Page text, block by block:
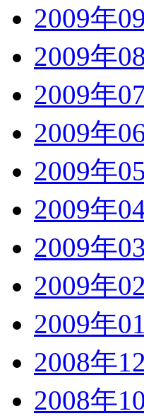
2009年
2009年
2009年
2009年
2009年
2009年
2009年
2009年
2009年
2008年
2008年